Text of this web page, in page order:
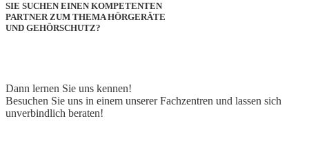
SIE SUCHEN EINEN KOMPETENTEN
PARTNER ZUM THEMA HÖRGERÄTE
UND GEHÖRSCHUTZ?
Dann lernen Sie uns kennen!
Besuchen Sie uns in einem unserer Fachzentren und lassen sich
unverbindlich beraten!